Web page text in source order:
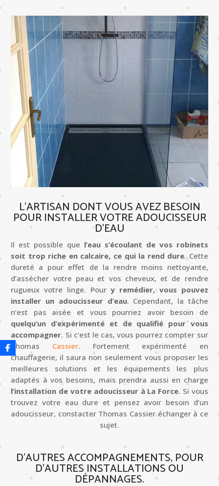
L’ARTISAN DONT VOUS AVEZ BESOIN
POUR INSTALLER VOTRE ADOUCISSEUR
D’EAU
Il est possible que l’eau s’écoulant de vos robinets
soit trop riche en calcaire, ce qui la rend dure. Cette
dureté a pour effet de la rendre moins nettoyante,
d’assécher votre peau et vos cheveux, et de rendre
rugueux votre linge. Poury remédier, vous pouvez
installer un adoucisseur d’eau. Cependant, la tâche
n’est pas aisée et vous pourriez avoir besoin de
quelqu’un d’expérimenté et de qualifié pour vous
accompagner. Si c’est le cas, vous pourrez compter sur
Thomas Cassier. Fortement expérimenté en
chauffagerie, il saura non seulement vous proposer les
meilleures solutions et les équipements les plus
adaptés à vos besoins, mais prendra aussi en charge
l’installation de votre adoucisseur à La Force. Si vous
trouvez votre eau dure et pensez avoir besoin d’un
adoucisseur, constacter Thomas Cassier échanger à ce
sujet.
D’AUTRES ACCOMPAGNEMENTS, POUR
D’AUTRES INSTALLATIONS OU
DÉPANNAGES.